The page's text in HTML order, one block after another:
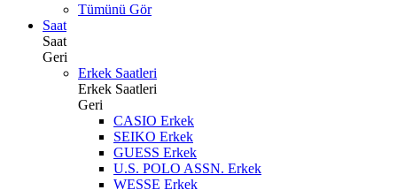
Tümünü Gör
Saat
Saat
Geri
Erkek Saatleri
Erkek Saatleri
Geri
CASIO Erkek
SEIKO Erkek
GUESS Erkek
U.S. POLO ASSN. Erkek
WESSE Erkek